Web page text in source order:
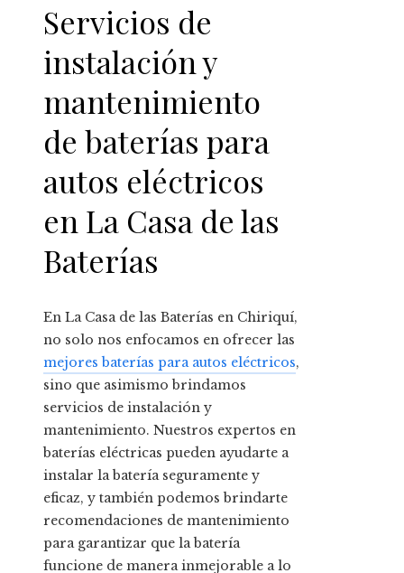
Servicios de
instalación y
mantenimiento
de baterías para
autos eléctricos
en La Casa de las
Baterías
En La Casa de las Baterías en Chiriquí,
no solo nos enfocamos en ofrecer las
mejores baterías para autos eléctricos,
sino que asimismo brindamos
servicios de instalación y
mantenimiento. Nuestros expertos en
baterías eléctricas pueden ayudarte a
instalar la batería seguramente y
eficaz, y también podemos brindarte
recomendaciones de mantenimiento
para garantizar que la batería
funcione de manera inmejorable a lo